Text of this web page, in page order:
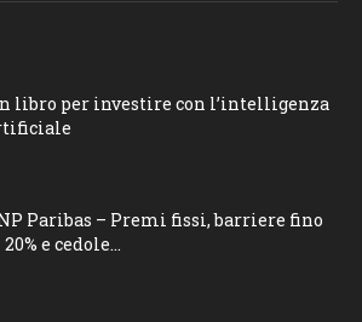
libro per investire con l’intelligenza
Paribas – Premi fissi, barriere fino
e cedole...